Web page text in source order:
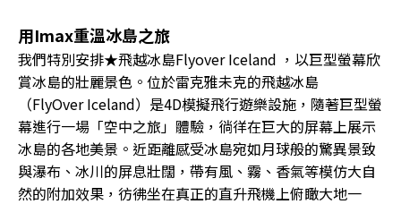
用Imax重溫冰島之旅
我們特別安排★飛越冰島Flyover Iceland ，以巨型螢幕欣
賞冰島的壯麗景色。位於雷克雅未克的飛越冰島
（FlyOver Iceland）是4D模擬飛行遊樂設施，隨著巨型螢
幕進行一場「空中之旅」體驗，徜徉在巨大的屏幕上展示
冰島的各地美景。近距離感受冰島宛如月球般的驚異景致
與瀑布、冰川的屏息壯闊，帶有風、霧、香氣等模仿大自
然的附加效果，彷彿坐在真正的直升飛機上俯瞰大地一